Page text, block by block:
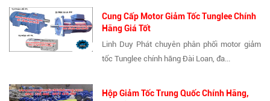
Cung Cấp Motor Giảm Tốc Tunglee Chính
Hãng Giá Tốt
Linh Duy Phát chuyên phân phối motor giảm
tốc Tunglee chính hãng Đài Loan, đa...
Hộp Giảm Tốc Trung Quốc Chính Hãng,